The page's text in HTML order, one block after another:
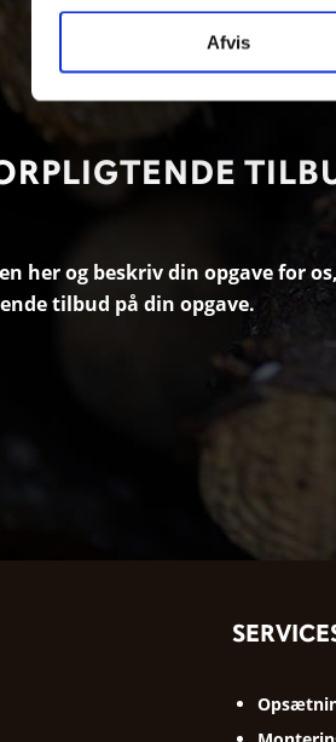
Afvis
her og beskriv din opgave for
tilbud på din opgave.